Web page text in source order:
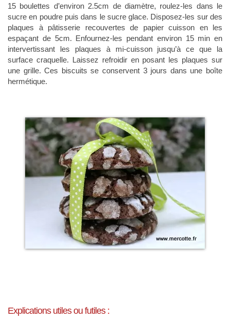
15 boulettes d’environ 2.5cm de diamètre, roulez-les dans le
sucre en poudre puis dans le sucre glace. Disposez-les sur des
plaques à pâtisserie recouvertes de papier cuisson en les
espaçant de 5cm. Enfournez-les pendant environ 15 min en
intervertissant les plaques à mi-cuisson jusqu’à ce que la
surface craquelle. Laissez refroidir en posant les plaques sur
une grille. Ces biscuits se conservent 3 jours dans une boîte
hermétique.
Explications utiles ou futiles: